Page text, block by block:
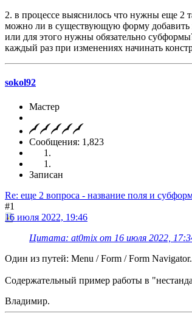
2. в процессе выяснилось что нужны еще 2
можно ли в существующую форму добавить
или для этого нужны обязательно
каждый раз при изменениях начинать
sokol92
Мастер
Сообщения: 1,823
Записан
Re: еще 2 вопроса - название поля и
#1
16 июля 2022, 19:46
Цитата: at0mix от 16 июля 2022,
Один из путей: Menu / Form / Form Navigator.
Содержательный пример работы в
Владимир.